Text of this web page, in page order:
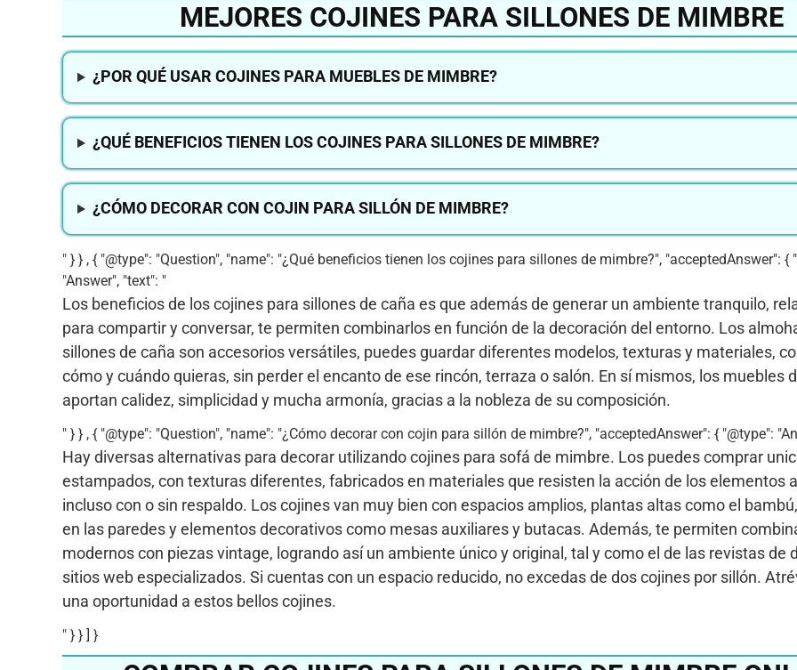
MEJORES COJINES PARA SILLONES DE MIMBRE
¿POR QUÉ USAR COJINES PARA MUEBLES DE MIMBRE?
¿QUÉ BENEFICIOS TIENEN LOS COJINES PARA SILLONES DE MIMBRE?
¿CÓMO DECORAR CON COJIN PARA SILLÓN DE MIMBRE?
" } } , { "@type": "Question", "name": "¿Qué beneficios tienen los cojines para sillones de mimbre?", "acceptedAnswer": {
"Answer", "text": "
Los beneficios de los cojines para sillones de caña es que además de generar un ambiente tranquilo,
para compartir y conversar, te permiten combinarlos en función de la decoración del entorno. Los
sillones de caña son accesorios versátiles, puedes guardar diferentes modelos, texturas y materiales,
cómo y cuándo quieras, sin perder el encanto de ese rincón, terraza o salón. En sí mismos, los muebles
aportan calidez, simplicidad y mucha armonía, gracias a la nobleza de su composición.
" } } , { "@type": "Question", "name": "¿Cómo decorar con cojin para sillón de mimbre?", "acceptedAnswer": { "@type":
Hay diversas alternativas para decorar utilizando cojines para sofá de mimbre. Los puedes comprar
estampados, con texturas diferentes, fabricados en materiales que resisten la acción de los elementos
incluso con o sin respaldo. Los cojines van muy bien con espacios amplios, plantas altas como el
en las paredes y elementos decorativos como mesas auxiliares y butacas. Además, te permiten
modernos con piezas vintage, logrando así un ambiente único y original, tal y como el de las revistas de
sitios web especializados. Si cuentas con un espacio reducido, no excedas de dos cojines por sillón.
una oportunidad a estos bellos cojines.
" } } ] }